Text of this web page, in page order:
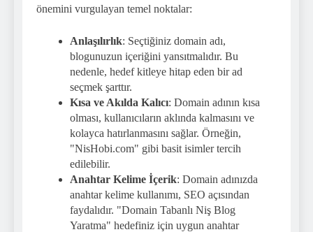
önemini vurgulayan temel noktalar:
Anlaşılırlık: Seçtiğiniz domain adı,
blogunuzun içeriğini yansıtmalıdır. Bu
nedenle, hedef kitleye hitap eden bir ad
seçmek şarttır.
Kısa ve Akılda Kalıcı: Domain adının kısa
olması, kullanıcıların aklında kalmasını ve
kolayca hatırlanmasını sağlar. Örneğin,
"NisHobi.com" gibi basit isimler tercih
edilebilir.
Anahtar Kelime İçerik: Domain adınızda
anahtar kelime kullanımı, SEO açısından
faydalıdır. "Domain Tabanlı Niş Blog
Yaratma" hedefiniz için uygun anahtar